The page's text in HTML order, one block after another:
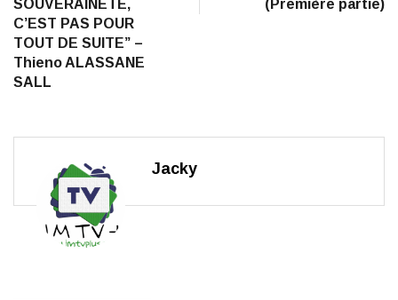
l’article
SOUVERAINETÉ,
C’EST PAS POUR
TOUT DE SUITE” –
Thieno ALASSANE
SALL
(Première partie)
Jacky